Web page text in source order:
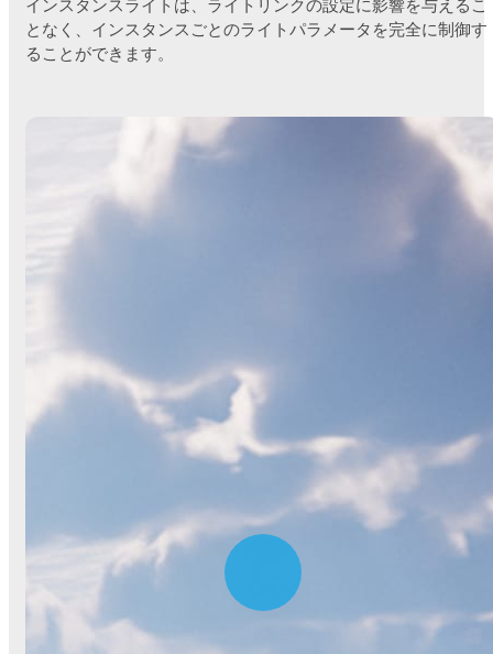
インスタンスライトは、ライトリンクの設定に影響を与えるこ
となく、インスタンスごとのライトパラメータを完全に制御す
ることができます。